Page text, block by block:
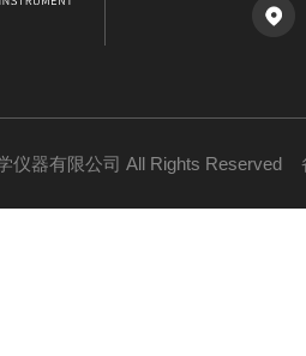
仪器有限公司 All Rights Reserved